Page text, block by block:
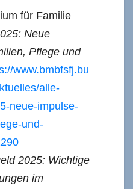
für Familie
Neue
Pflege und
www.bmbfsfj.bu
alle-
neue-impulse-
und-
2025: Wichtige
im